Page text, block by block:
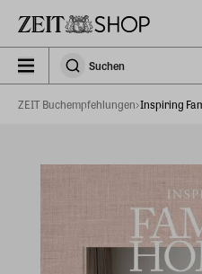
SuchenSuchen
ZEIT Buchempfehlungen Inspiring